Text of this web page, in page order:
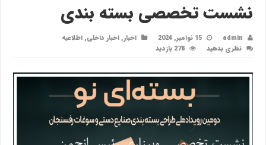
نشست تخصصی بسته بندی
admin 15 نوامبر, 2024 اخبار,اخبار داخلی,اطلاعیه
نظری بدهید
278 بازدید